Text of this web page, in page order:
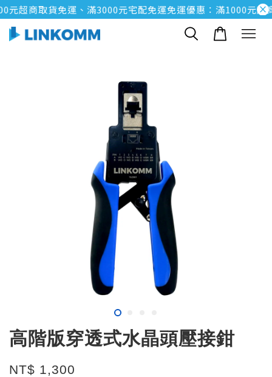
超商取貨免運、滿3000元宅配免運免運優惠：滿1000元超
高階版穿透式水晶頭壓接鉗
NT$ 1,300